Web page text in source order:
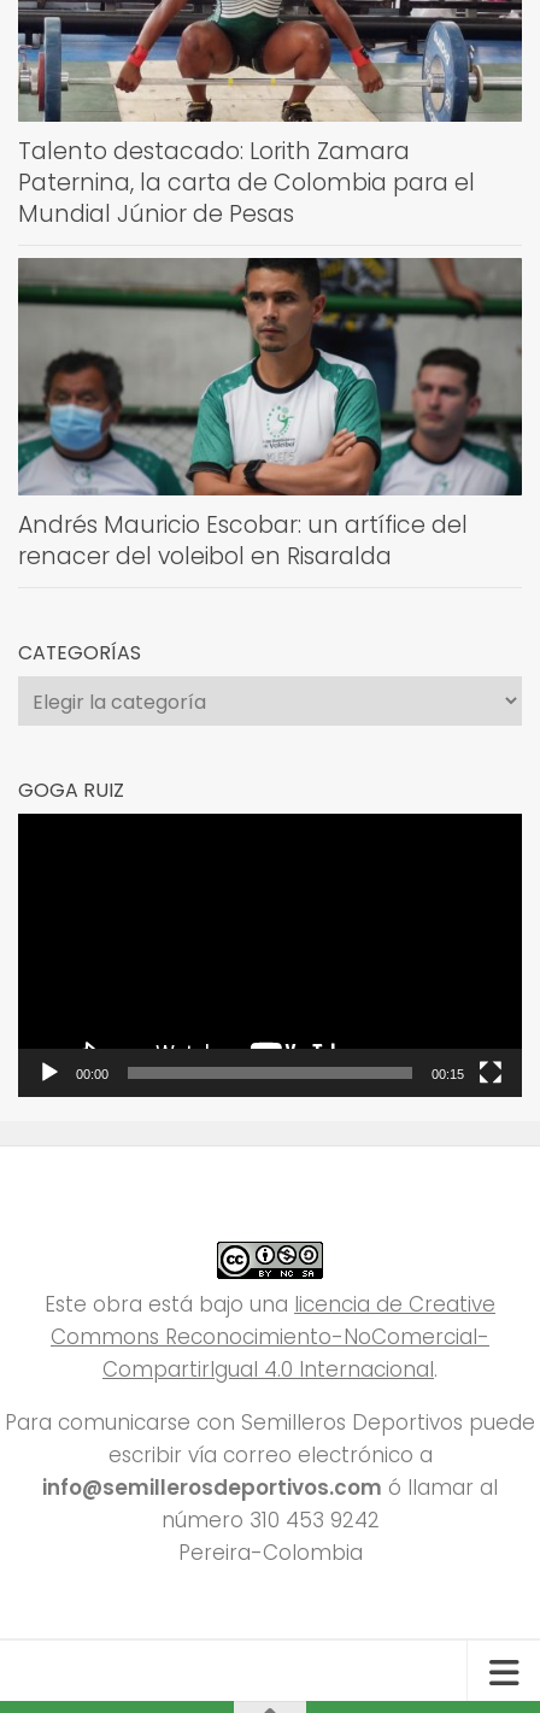
Talento destacado: Lorith Zamara
Paternina, la carta de Colombia para el
Mundial Júnior de Pesas
Andrés Mauricio Escobar: un artífice del
renacer del voleibol en Risaralda
CATEGORÍAS
Categorías
GOGA RUIZ
00:00 00:15
Este obra está bajo una licencia de Creative
Commons Reconocimiento-NoComercial-
CompartirIgual 4.0 Internacional.
Para comunicarse con Semilleros Deportivos puede
escribir vía correo electrónico a
info@semillerosdeportivos.com ó llamar al
número 310 453 9242
Pereira-Colombia